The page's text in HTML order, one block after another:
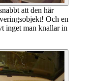
att den här
Och en
inget man knallar in